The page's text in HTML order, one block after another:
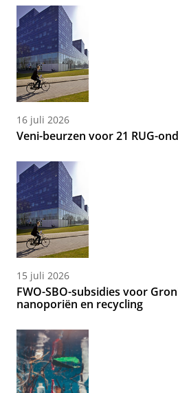
16 juli 2026
Veni-beurzen voor 21 RUG-
15 juli 2026
FWO-SBO-subsidies voor
nanoporiën en recycling